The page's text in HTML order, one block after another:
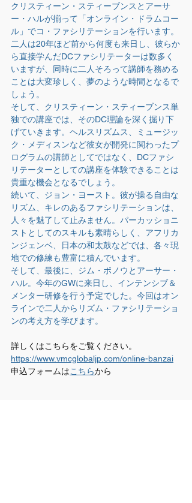
クリスティーン・スティーブンスとアーサ
ー・ハルが揃って「オンライン・ドラムコー
ル」でコ・ファシリテーションを行います。
二人は20年ほど前から何度も来日し、彼らか
ら直接学んだDCファシリテーターは数多く
いますが、同時に二人そろって講師を務める
ことは大変珍しく、夢のような時間となるで
しょう。
そして、クリスティーン・スティーブンス単
独での講座では、そのDC理論を深く掘り下
げていきます。ヘルスリズムス、ミュージッ
ク・メディスンなど彼女が開発に関わったプ
ログラムの講師としてではなく、DCファシ
リテーターとしての講座を体験できることは
貴重な機会となるでしょう。
続いて、ジョン・ヨースト。彼が操る自由な
リズム、キレのあるファシリテーションは、
人々を魅了して止みません。パーカッショニ
ストとしてのスキルも素晴らしく、アフリカ
ンジェンベ、日本の和太鼓などでは、各々現
地での修練も豊富に積んでいます。
そして、最後に、ジム・ボノウとアーサー・
ハル。今年のGWに来日し、インテンシブ＆
メンター研修を行う予定でした。今回はオン
ラインで二人からリズム・ファシリテーショ
ンの考え方を学びます。
詳しくはこちらをご覧ください。
https://www.vmcglobaljp.com/online-banzai
申込フォームはこちらから